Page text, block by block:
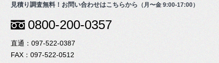
見積り調査無料！お問い合わせはこちらから （月〜金 9:00-17:00）
0800-200-0357
097-522-0387
097-522-0512